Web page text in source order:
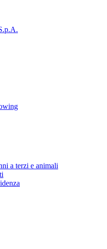
a terzi e animali